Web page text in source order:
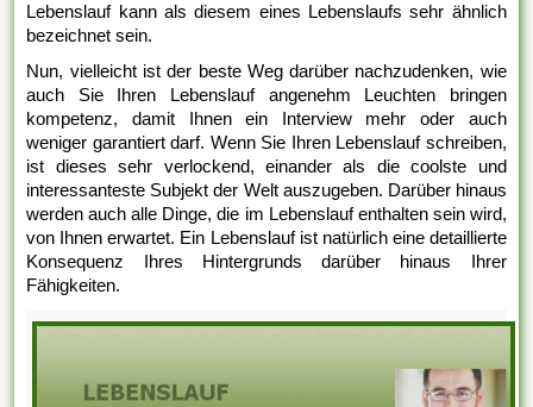
Lebenslauf kann als diesem eines Lebenslaufs sehr ähnlich
bezeichnet sein.
Nun, vielleicht ist der beste Weg darüber nachzudenken, wie
auch Sie Ihren Lebenslauf angenehm Leuchten bringen
kompetenz, damit Ihnen ein Interview mehr oder auch
weniger garantiert darf. Wenn Sie Ihren Lebenslauf schreiben,
ist dieses sehr verlockend, einander als die coolste und
interessanteste Subjekt der Welt auszugeben. Darüber hinaus
werden auch alle Dinge, die im Lebenslauf enthalten sein wird,
von Ihnen erwartet. Ein Lebenslauf ist natürlich eine detaillierte
Konsequenz Ihres Hintergrunds darüber hinaus Ihrer
Fähigkeiten.